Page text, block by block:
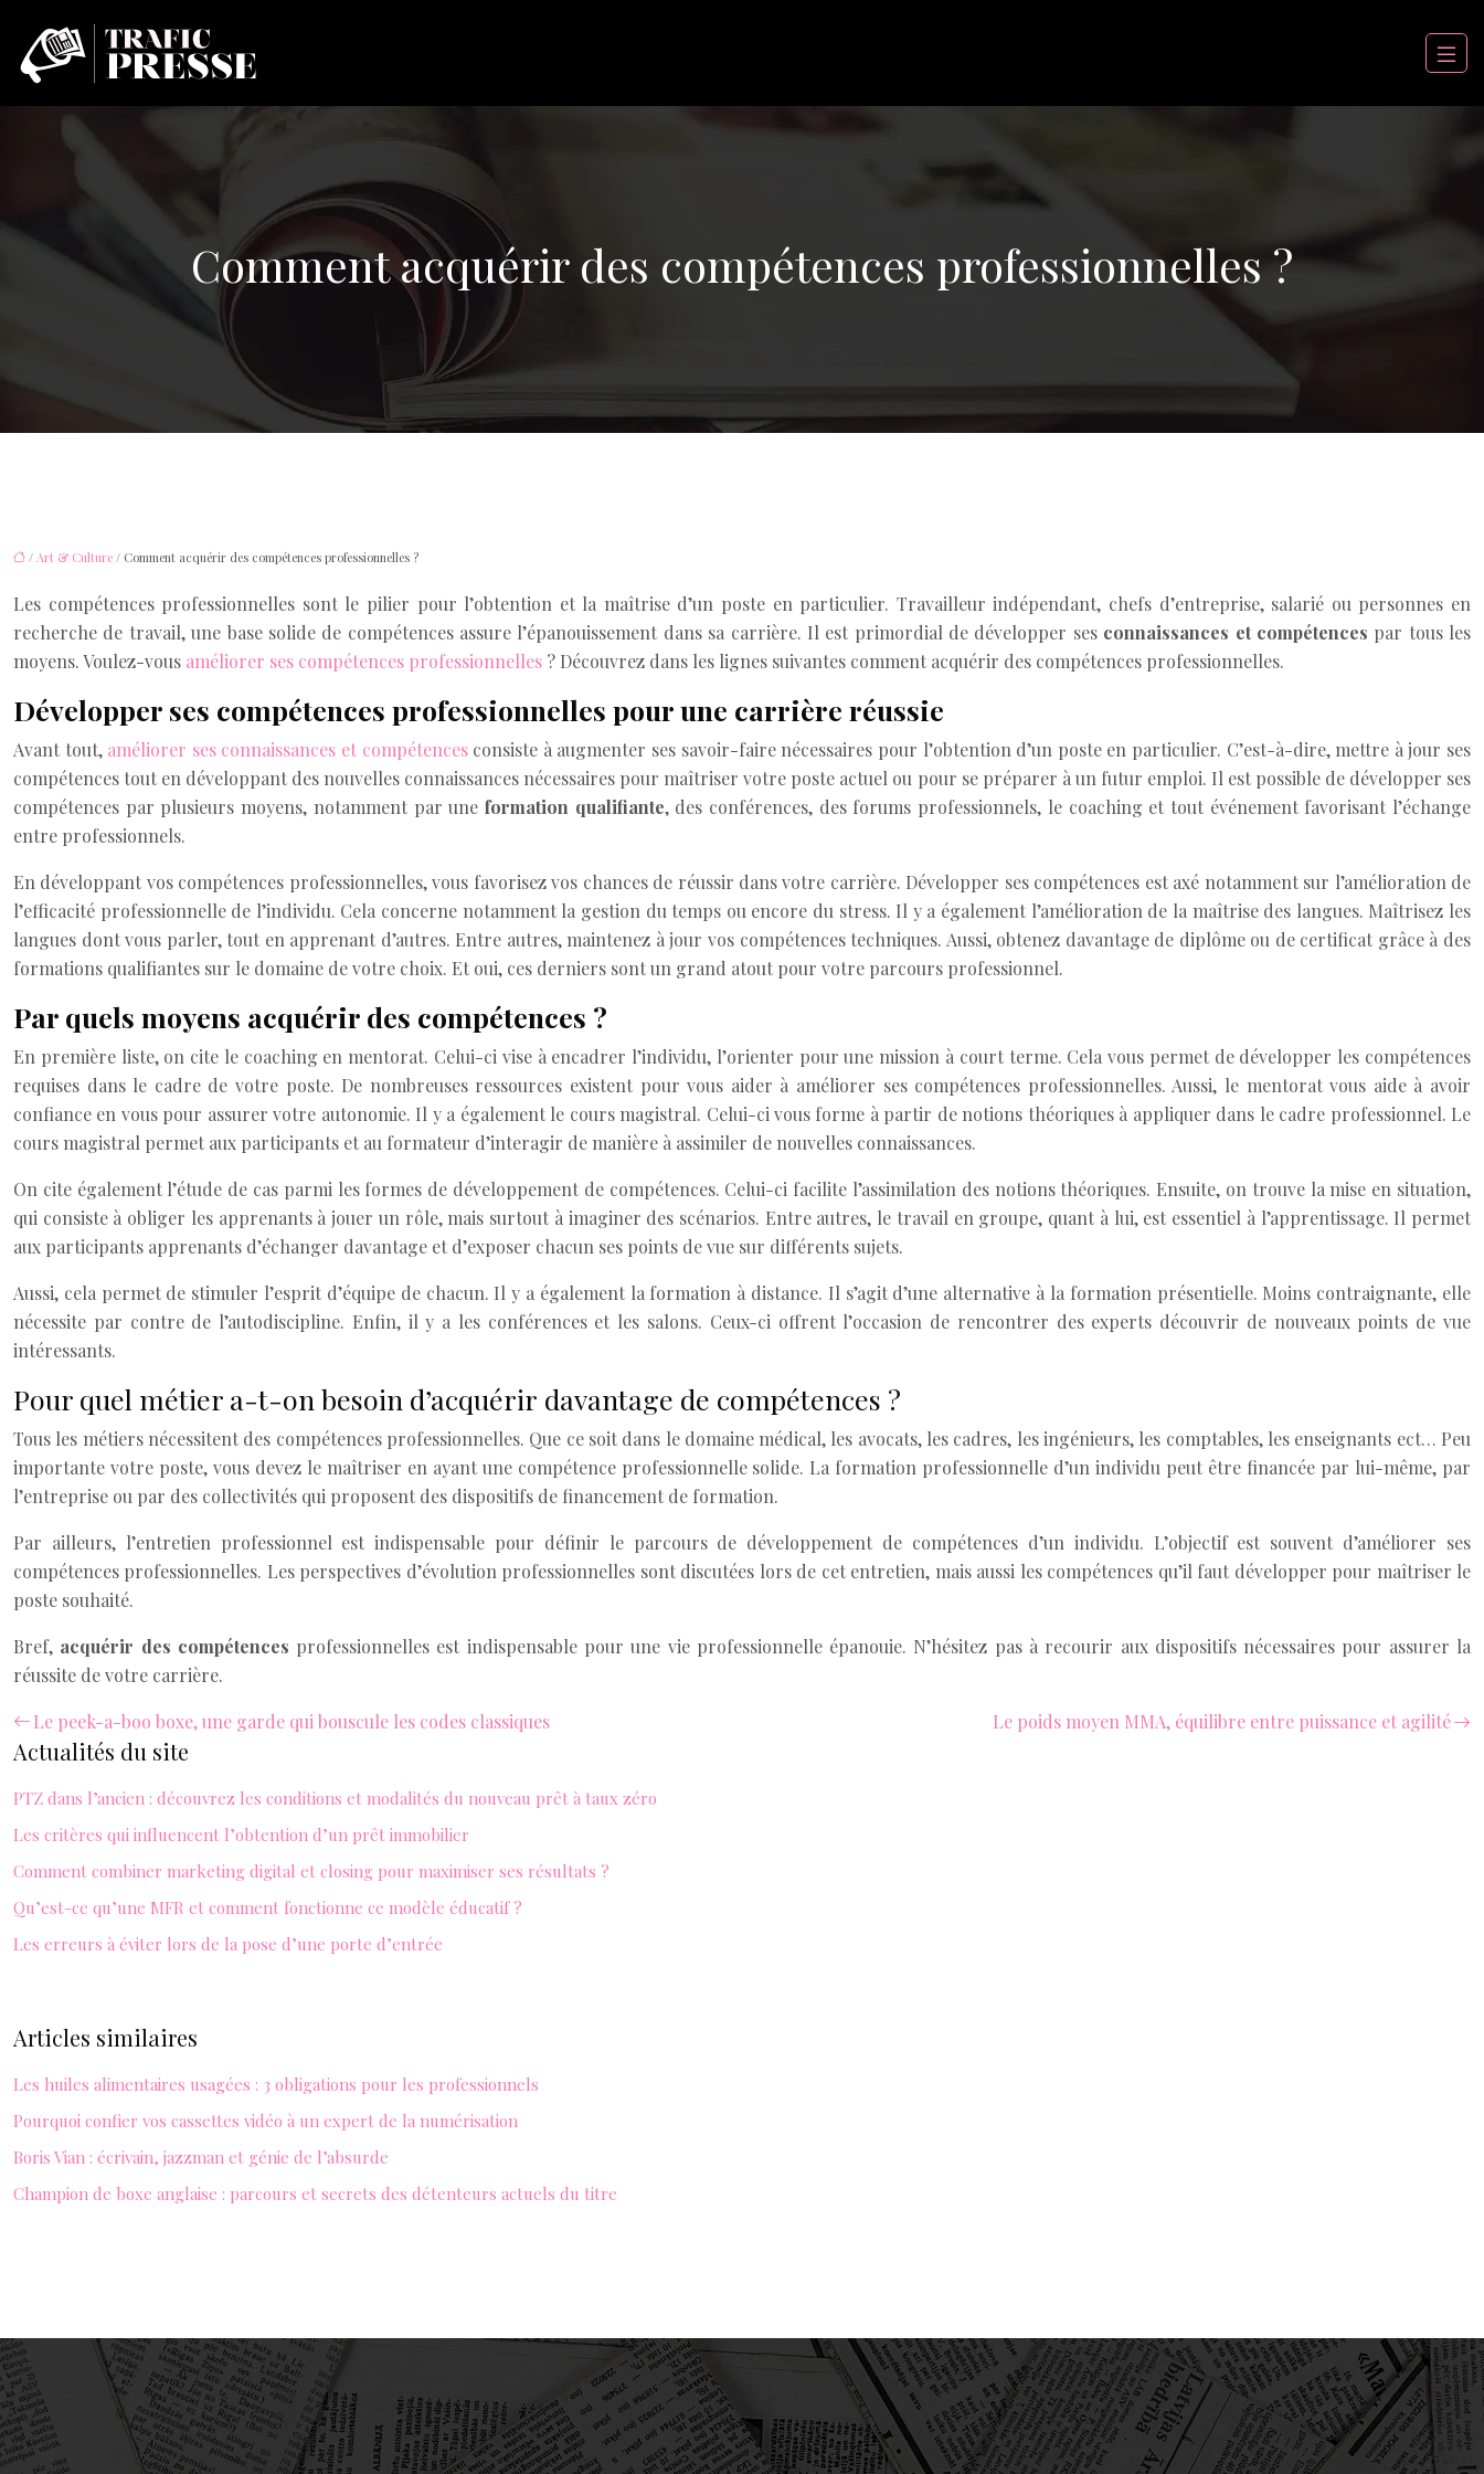
Comment acquérir des compétences professionnelles ?
/ Art & Culture / Comment acquérir des compétences professionnelles ?
Les compétences professionnelles sont le pilier pour l’obtention et la maîtrise d’un poste en particulier. Travailleur indépendant, chefs d’entreprise, salarié ou personnes en
recherche de travail, une base solide de compétences assure l’épanouissement dans sa carrière. Il est primordial de développer ses connaissances et compétences par tous les
moyens. Voulez-vous améliorer ses compétences professionnelles ? Découvrez dans les lignes suivantes comment acquérir des compétences professionnelles.
Développer ses compétences professionnelles pour une carrière réussie
Avant tout, améliorer ses connaissances et compétencesconsiste à augmenter ses savoir-faire nécessaires pour l’obtention d’un poste en particulier. C’est-à-dire, mettre à jour ses
compétences tout en développant des nouvelles connaissances nécessaires pour maîtriser votre poste actuel ou pour se préparer à un futur emploi. Il est possible de développer ses
compétences par plusieurs moyens, notamment par une formation qualifiante, des conférences, des forums professionnels, le coaching et tout événement favorisant l’échange
entre professionnels.
En développant vos compétences professionnelles, vous favorisez vos chances de réussir dans votre carrière. Développer ses compétences est axé notamment sur l’amélioration de
l’efficacité professionnelle de l’individu. Cela concerne notamment la gestion du temps ou encore du stress. Il y a également l’amélioration de la maîtrise des langues. Maîtrisez les
langues dont vous parler, tout en apprenant d’autres. Entre autres, maintenez à jour vos compétences techniques. Aussi, obtenez davantage de diplôme ou de certificat grâce à des
formations qualifiantes sur le domaine de votre choix. Et oui, ces derniers sont un grand atout pour votre parcours professionnel.
Par quels moyens acquérir des compétences ?
En première liste, on cite le coaching en mentorat. Celui-ci vise à encadrer l’individu, l’orienter pour une mission à court terme. Cela vous permet de développer les compétences
requises dans le cadre de votre poste. De nombreuses ressources existent pour vous aider à améliorer ses compétences professionnelles. Aussi, le mentorat vous aide à avoir
confiance en vous pour assurer votre autonomie. Il y a également le cours magistral. Celui-ci vous forme à partir de notions théoriques à appliquer dans le cadre professionnel. Le
cours magistral permet aux participants et au formateur d’interagir de manière à assimiler de nouvelles connaissances.
On cite également l’étude de cas parmi les formes de développement de compétences. Celui-ci facilite l’assimilation des notions théoriques. Ensuite, on trouve la mise en situation,
qui consiste à obliger les apprenants à jouer un rôle, mais surtout à imaginer des scénarios. Entre autres, le travail en groupe, quant à lui, est essentiel à l’apprentissage. Il permet
aux participants apprenants d’échanger davantage et d’exposer chacun ses points de vue sur différents sujets.
Aussi, cela permet de stimuler l’esprit d’équipe de chacun. Il y a également la formation à distance. Il s’agit d’une alternative à la formation présentielle. Moins contraignante, elle
nécessite par contre de l’autodiscipline. Enfin, il y a les conférences et les salons. Ceux-ci offrent l’occasion de rencontrer des experts découvrir de nouveaux points de vue
intéressants.
Pour quel métier a-t-on besoin d’acquérir davantage de compétences ?
Tous les métiers nécessitent des compétences professionnelles. Que ce soit dans le domaine médical, les avocats, les cadres, les ingénieurs, les comptables, les enseignants ect… Peu
importante votre poste, vous devez le maîtriser en ayant une compétence professionnelle solide. La formation professionnelle d’un individu peut être financée par lui-même, par
l’entreprise ou par des collectivités qui proposent des dispositifs de financement de formation.
Par ailleurs, l’entretien professionnel est indispensable pour définir le parcours de développement de compétences d’un individu. L’objectif est souvent d’améliorer ses
compétences professionnelles. Les perspectives d’évolution professionnelles sont discutées lors de cet entretien, mais aussi les compétences qu’il faut développer pour maîtriser le
poste souhaité.
Bref, acquérir des compétences professionnelles est indispensable pour une vie professionnelle épanouie. N’hésitez pas à recourir aux dispositifs nécessaires pour assurer la
réussite de votre carrière.
Le peek-a-boo boxe, une garde qui bouscule les codes classiques
Le poids moyen MMA, équilibre entre puissance et agilité
Actualités du site
PTZ dans l’ancien : découvrez les conditions et modalités du nouveau prêt à taux zéro
Les critères qui influencent l’obtention d’un prêt immobilier
Comment combiner marketing digital et closing pour maximiser ses résultats ?
Qu’est-ce qu’une MFR et comment fonctionne ce modèle éducatif ?
Les erreurs à éviter lors de la pose d’une porte d’entrée
Articles similaires
Les huiles alimentaires usagées : 3 obligations pour les professionnels
Pourquoi confier vos cassettes vidéo à un expert de la numérisation
Boris Vian : écrivain, jazzman et génie de l’absurde
Champion de boxe anglaise : parcours et secrets des détenteurs actuels du titre